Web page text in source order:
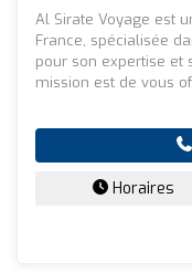
Al Sirate Voyage est
France, spécialisée
pour son expertise et
mission est de vous
Horaires